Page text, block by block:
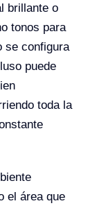
brillante o
tonos para
se configura
puede
toda la
el área que